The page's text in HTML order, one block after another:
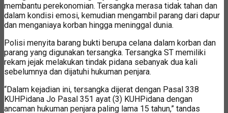
membantu perekonomian. Tersangka merasa tidak tahan dan
dalam kondisi emosi, kemudian mengambil parang dari dapur
dan menganiaya korban hingga meninggal dunia.
Polisi menyita barang bukti berupa celana dalam korban dan
parang yang digunakan tersangka. Tersangka ST memiliki
rekam jejak melakukan tindak pidana sebanyak dua kali
sebelumnya dan dijatuhi hukuman penjara.
“Dalam kejadian ini, tersangka dijerat dengan Pasal 338
KUHPidana Jo Pasal 351 ayat (3) KUHPidana dengan
ancaman hukuman penjara paling lama 15 tahun,” tandas